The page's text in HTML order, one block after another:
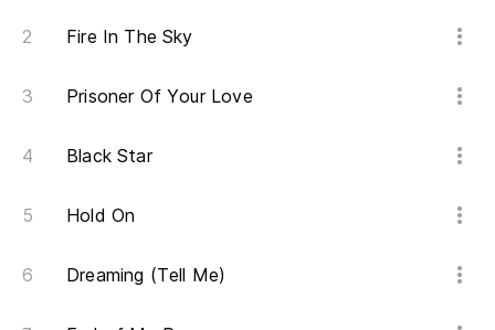
Fire In The Sky
Prisoner Of Your Love
Black Star
Hold On
Dreaming (Tell Me)